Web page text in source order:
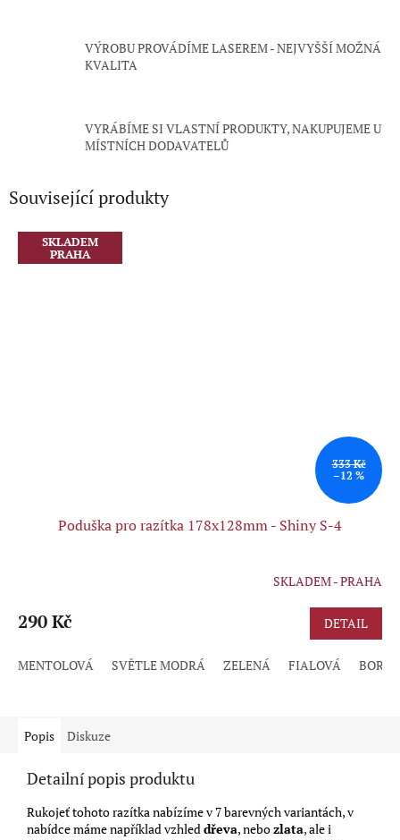
VÝROBU PROVÁDÍME LASEREM - NEJVYŠŠÍ MOŽNÁ
KVALITA
VYRÁBÍME SI VLASTNÍ PRODUKTY, NAKUPUJEME U
MÍSTNÍCH DODAVATELŮ
Související produkty
SKLADEM
PRAHA
333 Kč
–12 %
Poduška pro razítka 178x128mm - Shiny S-4
produktu
z
SKLADEM - PRAHA
290 Kč DETAIL
MENTOLOVÁ SVĚTLE MODRÁ ZELENÁ FIALOVÁ
Popis Diskuze
Detailní popis produktu
Rukojeť tohoto razítka nabízíme v 7 barevných variantách, v
nabídce máme například vzhled dřeva, nebozlata, ale i